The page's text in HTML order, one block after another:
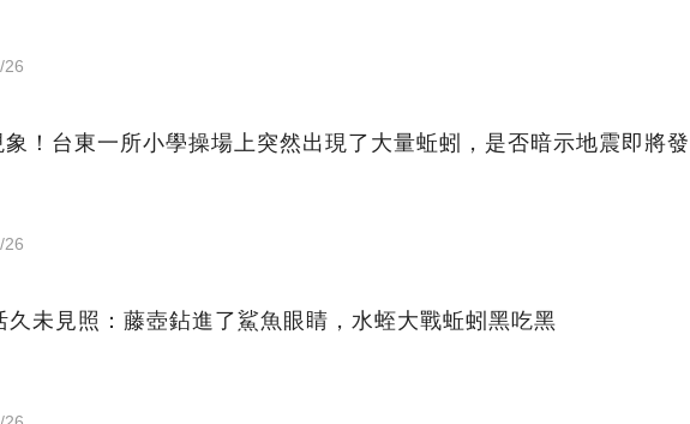
26
象！台東一所小學操場上突然出現了大量蚯蚓，是否暗示地震即將發
26
久未見照：藤壺鉆進了鯊魚眼睛，水蛭大戰蚯蚓黑吃黑